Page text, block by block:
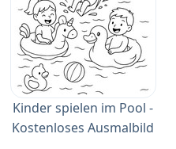
Kinder spielen im Pool -
Kostenloses Ausmalbild